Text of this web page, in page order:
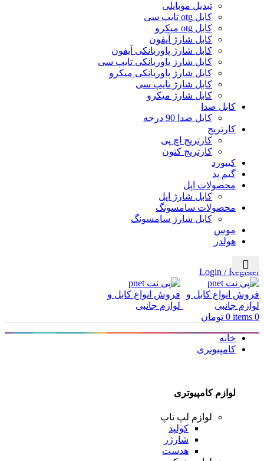
تبدیل موبایلی
کابل otg تایپ سی
کابل otg میکرو
کابل شارژ آیفون
کابل شارژ پاوربانکی آیفون
کابل شارژ پاوربانکی تایپ سی
کابل شارژ پاوربانکی میکرو
کابل شارژ تایپ سی
کابل شارژ میکرو
کابل صدا
کابل صدا 90 درجه
کارتریج
کارتریج اچ پی
کارتریج کنون
کیبورد
گیم پد
محصولات اپل
کابل شارژ اپل
محصولات سامسونگ
کابل شارژ سامسونگ
موس
هولدر
Menu
Login / Register
0
items
0 تومان
خانه
کامپیوتری
لوازم کامپیوتری
لوازم لپ تاپ
کولپد
شارژر
هدست